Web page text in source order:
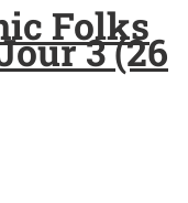
Folks
3 (26